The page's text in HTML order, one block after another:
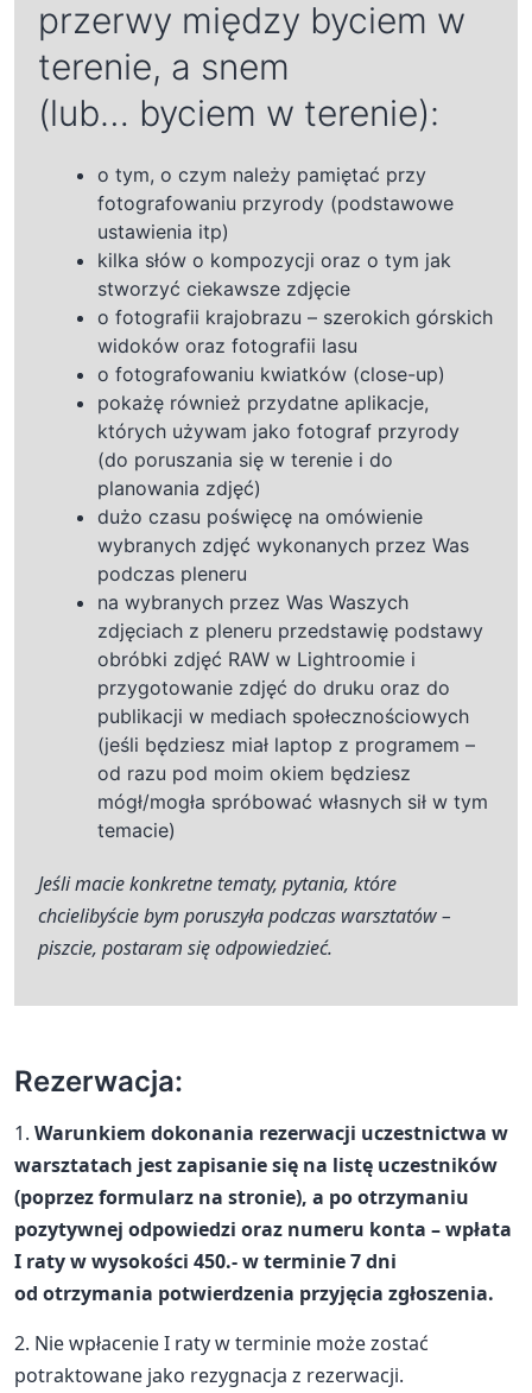
przerwy między byciem w
terenie, a snem
(lub… byciem w terenie):
o tym, o czym należy pamiętać przy
fotografowaniu przyrody (podstawowe
ustawienia itp)
kilka słów o kompozycji oraz o tym jak
stworzyć ciekawsze zdjęcie
o fotografii krajobrazu – szerokich górskich
widoków oraz fotografii lasu
o fotografowaniu kwiatków (close-up)
pokażę również przydatne aplikacje,
których używam jako fotograf przyrody
(do poruszania się w terenie i do
planowania zdjęć)
dużo czasu poświęcę na omówienie
wybranych zdjęć wykonanych przez Was
podczas pleneru
na wybranych przez Was Waszych
zdjęciach z pleneru przedstawię podstawy
obróbki zdjęć RAW w Lightroomie i
przygotowanie zdjęć do druku oraz do
publikacji w mediach społecznościowych
(jeśli będziesz miał laptop z programem –
od razu pod moim okiem będziesz
mógł/mogła spróbować własnych sił w tym
temacie)
Jeśli macie konkretne tematy, pytania, które
chcielibyście bym poruszyła podczas warsztatów –
piszcie, postaram się odpowiedzieć.
Rezerwacja:
1. Warunkiem dokonania rezerwacji uczestnictwa w
warsztatach jest zapisanie się na listę uczestników
(poprzez formularz na stronie), a po otrzymaniu
pozytywnej odpowiedzi oraz numeru konta – wpłata
I raty w wysokości 450.- w terminie 7 dni
od otrzymania potwierdzenia przyjęcia zgłoszenia.
2. Nie wpłacenie I raty w terminie może zostać
potraktowane jako rezygnacja z rezerwacji.